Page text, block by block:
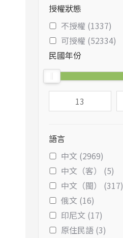
授權狀態
不授權 (1337)
可授權 (52334)
民國年份
語言
中文 (2969)
中文（客） (5)
中文（閩） (317)
俄文 (16)
印尼文 (17)
原住民語 (3)